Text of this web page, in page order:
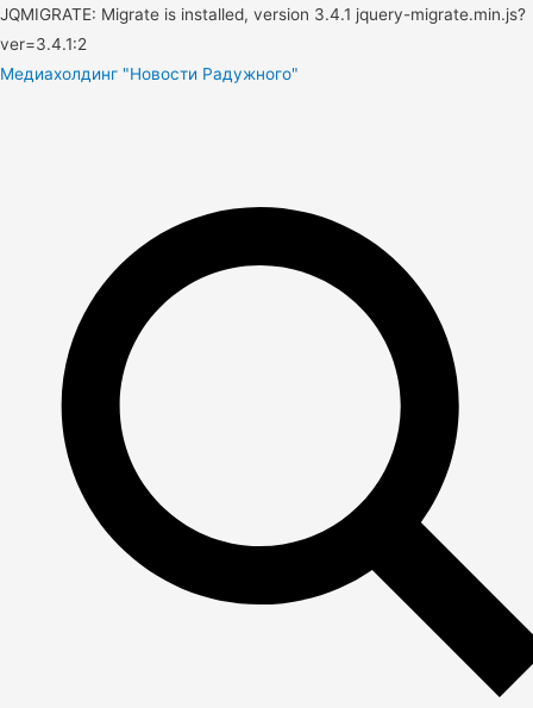
JQMIGRATE: Migrate is installed, version 3.4.1 jquery-migrate.min.js?
ver=3.4.1:2
Медиахолдинг "Новости Радужного"